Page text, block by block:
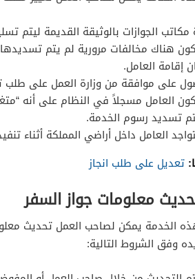
مكاتب الجوازات بالوثيقة القديمة ليتم
هناك مخالفات مرورية لم يتم
إقامة العامل.
على موافقة من وزارة العمل على طلب
العامل مسجلاً في النظام على أنه
تسديد رسوم الخدمة.
العامل داخل أراضي المملكة أثناء
تعديل على طلب انجاز
معلومات جواز السفر
الخدمة يمكن لصاحب العمل تحديث
وفق الشروط التالية: